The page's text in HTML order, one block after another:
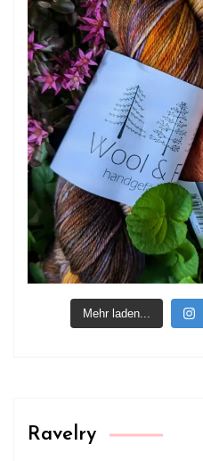
Mehr laden...
Ravelry